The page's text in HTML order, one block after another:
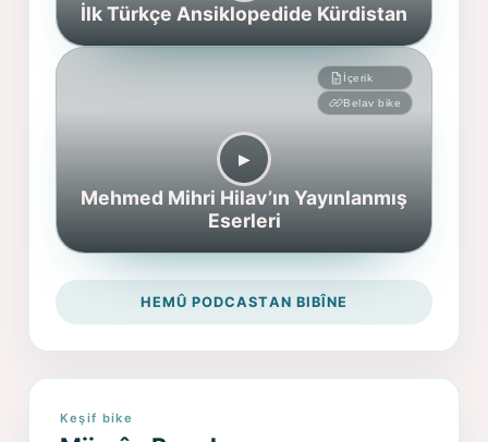
İlk Türkçe Ansiklopedide Kürdistan
İçerik
Belav bike
▶︎
Mehmed Mihri Hilav’ın Yayınlanmış
Eserleri
HEMÛ PODCASTAN BIBÎNE
Keşif bike